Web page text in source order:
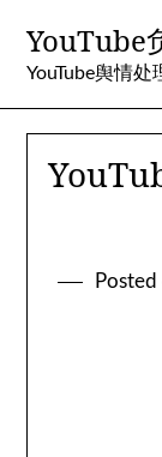
content
YouTube
YouTube舆情处
Posted